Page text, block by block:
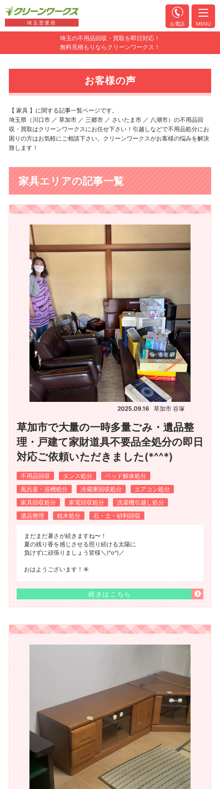
埼玉の不用品回収・買取を即日対応！
無料見積もりならクリーンワークス！
埼玉営業所 お電話 MENU
お客様の声
【 家具 】に関する記事一覧ページです。
埼玉県（川口市 ／ 草加市 ／ 三郷市 ／ さいたま市 ／ 八潮市）の不用品回
収・買取はクリーンワークスにお任せ下さい！引越しなどで不用品処分にお
困りの方はお気軽にご相談下さい。クリーンワークスがお客様の悩みを解決
致します！
家具エリアの記事一覧
2025.09.16 草加市 谷塚
草加市で大量の一時多量ごみ・遺品整
理・戸建て家財道具不要品全処分の即日
対応ご依頼いただきました(*^^*)
不用品回収 タンス処分
ベッド解体処分
風呂釜・浴槽処分
冷蔵庫回収処分
エアコン処分
家具回収処分
家電回収処分
洗濯機引越し処分
遺品整理
植木処分 石・土・砂利回収
まだまだ暑さが続きますね〜！
夏の残り香を感じさせる照り続ける太陽に
負けずに頑張りましょう皆様＼(^o^)／
おはようございます！☀️
続きはこちら